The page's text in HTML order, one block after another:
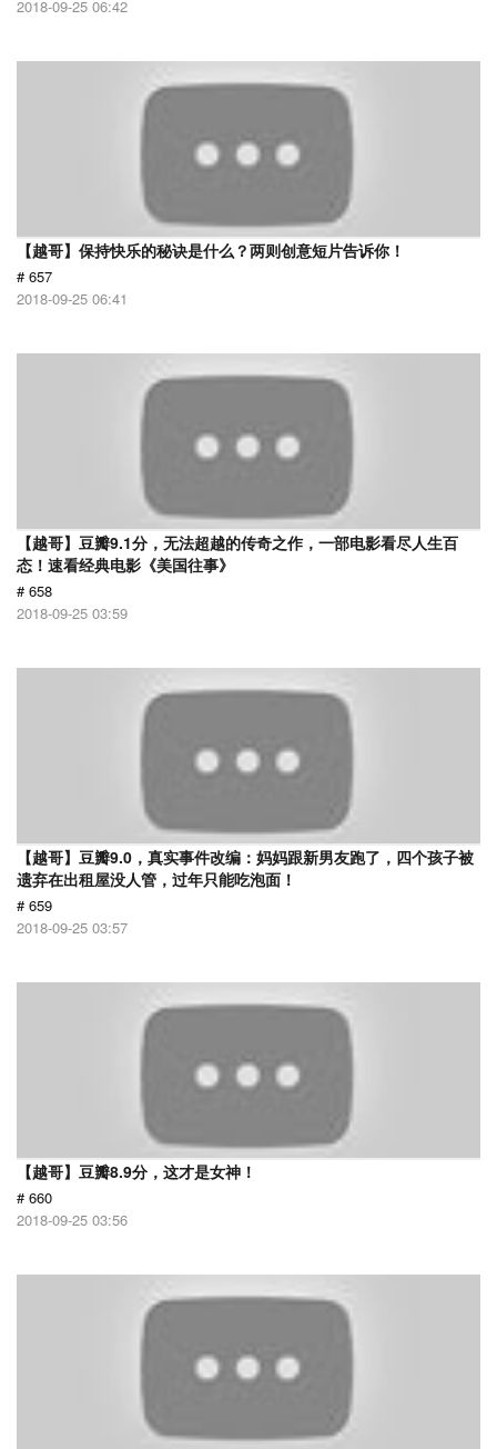
2018-09-25 06:42
【越哥】保持快乐的秘诀是什么？两则创意短片告诉你！
# 657
2018-09-25 06:41
【越哥】豆瓣9.1分，无法超越的传奇之作，一部电影看尽人生百
态！速看经典电影《美国往事》
# 658
2018-09-25 03:59
【越哥】豆瓣9.0，真实事件改编：妈妈跟新男友跑了，四个孩子被
遗弃在出租屋没人管，过年只能吃泡面！
# 659
2018-09-25 03:57
【越哥】豆瓣8.9分，这才是女神！
# 660
2018-09-25 03:56